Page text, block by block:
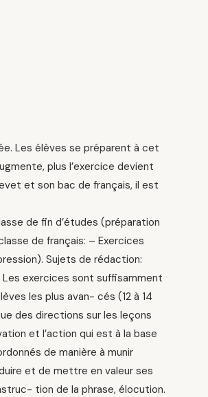
Les élèves se préparent à cet
plus l’exercice devient
et son bac de français, il est
de fin d’études (préparation
de français: – Exercices
Sujets de rédaction:
exercices sont suffisamment
les plus avan- cés (12 à 14
des directions sur les leçons
et l’action qui est à la base
de manière à munir
et de mettre en valeur ses
tion de la phrase, élocution.